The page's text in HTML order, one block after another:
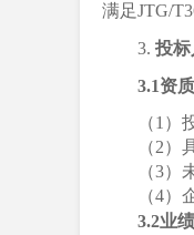
满足JTG/
3. 投
3.1资
（1）
（2）
（3
（4
3.2业